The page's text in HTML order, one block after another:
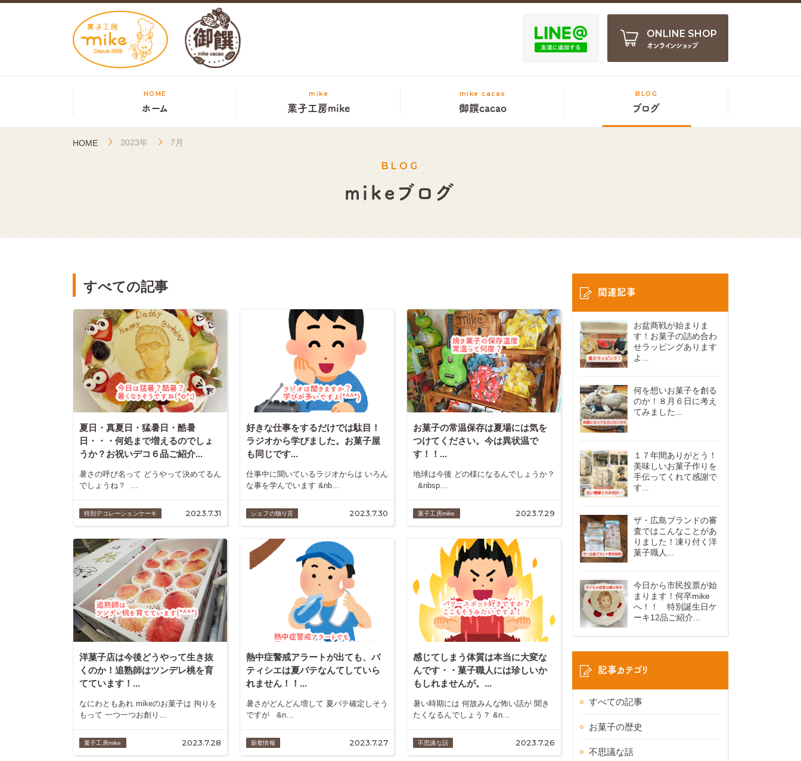
ONLINE SHOP
オンラインショップ
HOME
ホーム
mike
菓子工房mike
mike cacao
御饌cacao
BLOG
ブログ
HOME 2023年 7月
BLOG
mikeブログ
すべての記事
夏日・真夏日・猛暑日・酷暑
日・・・何処まで増えるのでしょ
うか？お祝いデコ６品ご紹介...
暑さの呼び名って どうやって決めてるん
でしょうね？ …
特別デコレーションケーキ 2023.7.31
好きな仕事をするだけでは駄目！
ラジオから学びました。お菓子屋
も同じです...
仕事中に聞いているラジオからは いろん
な事を学んでいます &nb…
シェフの独り言 2023.7.30
お菓子の常温保存は夏場には気を
つけてください。今は異状温で
す！！...
地球は今後 どの様になるんでしょうか？
&nbsp…
菓子工房mike 2023.7.29
洋菓子店は今後どうやって生き抜
くのか！追熟師はツンデレ桃を育
てています！...
なにわともあれ mikeのお菓子は 拘りを
もって 一つ一つお創り…
菓子工房mike 2023.7.28
熱中症警戒アラートが出ても、パ
ティシエは夏バテなんてしていら
れません！！...
暑さがどんどん増して 夏バテ確定しそう
ですが &n…
新着情報 2023.7.27
感じてしまう体質は本当に大変な
んです・・菓子職人には珍しいか
もしれませんが。...
暑い時期には 何故みんな怖い話が 聞き
たくなるんでしょう？ &n…
不思議な話 2023.7.26
関連記事
お盆商戦が始まりま
す！お菓子の詰め合わ
せラッピングあります
よ...
何を想いお菓子を創る
のか！８月６日に考え
てみました...
１７年間ありがとう！
美味しいお菓子作りを
手伝ってくれて感謝で
す...
ザ・広島ブランドの審
査ではこんなことがあ
りました！凍り付く洋
菓子職人...
今日から市民投票が始
まります！何卒mike
へ！！ 特別誕生日ケ
ーキ12品ご紹介...
記事カテゴリ
すべての記事
お菓子の歴史
不思議な話